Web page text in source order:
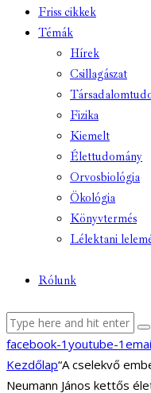
Friss cikkek
Témák
Hírek
Csillagászat
Fizika
Kiemelt
Élettudomány
Orvosbiológia
Ökológia
Könyvtermés
Lélektani
Rólunk
facebook-1 youtube-1
Kezdőlap“A cselekvő
Neumann János kettős